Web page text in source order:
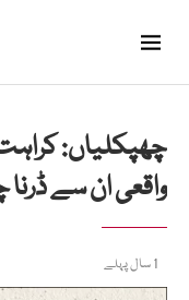
چھپکلیاں:
واقعی ان سے ڈرنا
1 سال پہلے